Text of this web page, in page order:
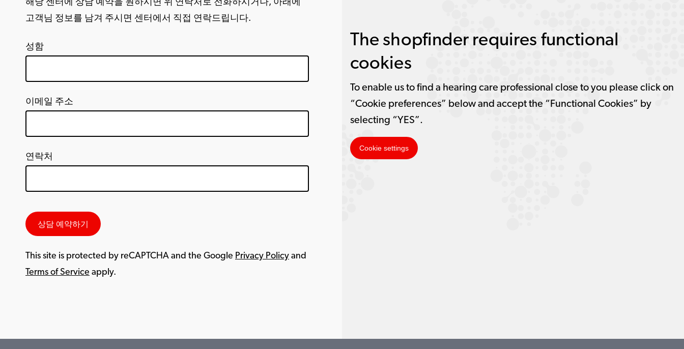
해당 센터에 상담 예약을 원하시면 위 연락처로 전화하시거나, 아래에
고객님 정보를 남겨 주시면 센터에서 직접 연락드립니다.
성함
이메일 주소
연락처
This site is protected by reCAPTCHA and the Google Privacy Policy and
Terms of Service apply.
The shopfinder requires functional
cookies
To enable us to find a hearing care professional close to you please click on
“Cookie preferences” below and accept the “Functional Cookies” by
selecting “YES”.
Cookie settings